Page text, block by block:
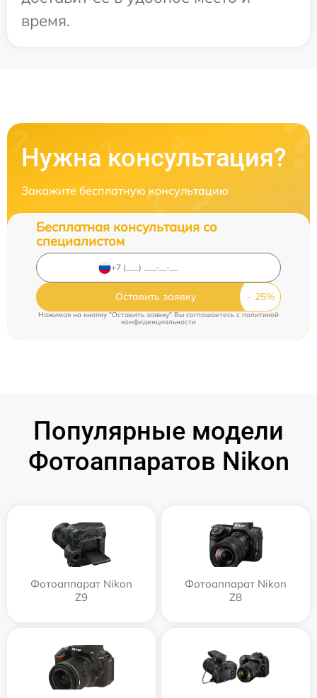
время.
Нужна консультация?
Закажите бесплатную консультацию
Бесплатная консультация со
специалистом
Оставить заявку
Нажимая на кнопку "Оставить заявку" Вы соглашаетесь cполитикой
конфиденциальности
Популярные модели
Фотоаппаратов Nikon
Фотоаппарат Nikon
Z9
Фотоаппарат Nikon
Z8